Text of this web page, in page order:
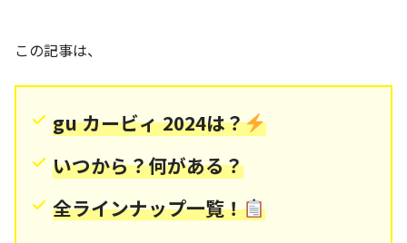
この記事は、
gu カービィ 2024は？
いつから？何がある？
全ラインナップ一覧！